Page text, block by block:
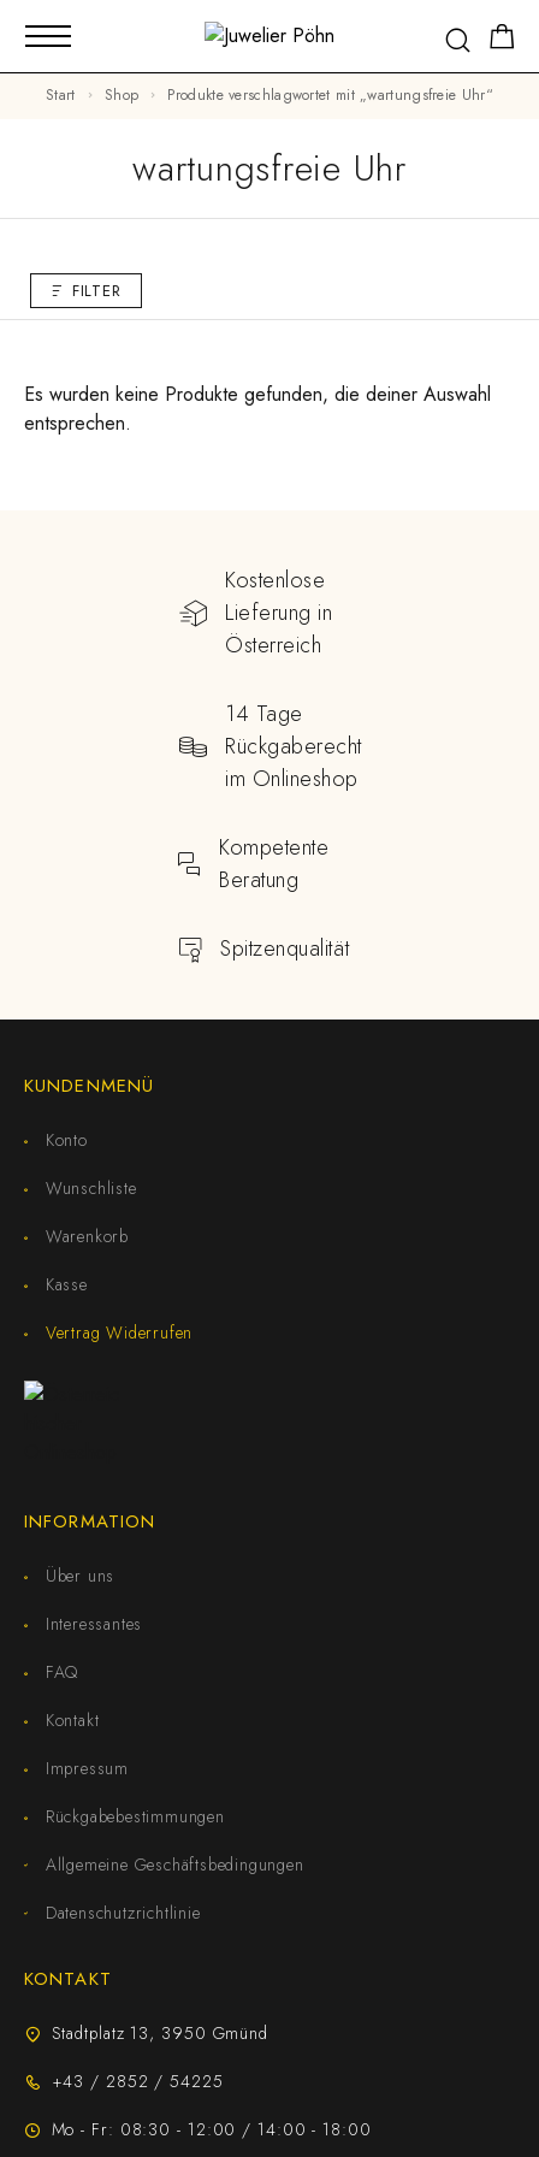
Start Shop Produkte verschlagwortet mit „wartungsfreie Uhr“
wartungsfreie Uhr
FILTER
Es wurden keine Produkte gefunden, die deiner Auswahl
entsprechen.
Kostenlose
Lieferung in
Österreich
14 Tage
Rückgaberecht
im Onlineshop
Kompetente
Beratung
Spitzenqualität
KUNDENMENÜ
Konto
Wunschliste
Warenkorb
Kasse
Vertrag Widerrufen
INFORMATION
Über uns
Interessantes
FAQ
Kontakt
Impressum
Rückgabebestimmungen
Allgemeine Geschäftsbedingungen
Datenschutzrichtlinie
KONTAKT
Stadtplatz 13, 3950 Gmünd
+43 / 2852 / 54225
Mo - Fr: 08:30 - 12:00 / 14:00 - 18:00